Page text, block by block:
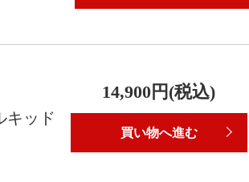
キッド
14,900円(税込)
買い物へ進む